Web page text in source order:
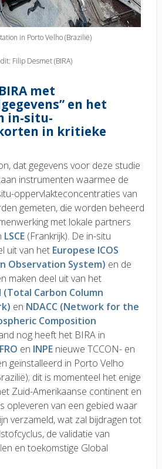
in Porto Velho (Brazilië)
Filip Desmet (BIRA)
met
en het
in-situ-
in kritieke
dat gegevens voor deze studie
instrumenten waarmee de
oppervlakteconcentraties van
gemeten, die worden beheerd
met lokale partners
LSCE (Frankrijk). De in-situ
uit van het Europese ICOS
Observation System) en de
maken deel uit van het
(Total Carbon Column
en NDACC (Network for the
Composition
nog heeft het BIRA in
en INPE nieuwe TCCON- en
geïnstalleerd in Porto Velho
dit is momenteel het enige
Zuid-Amerikaanse continent en
opleveren van een gebied waar
verzameld, wat zal bijdragen tot
de validatie van
en toekomstige Global